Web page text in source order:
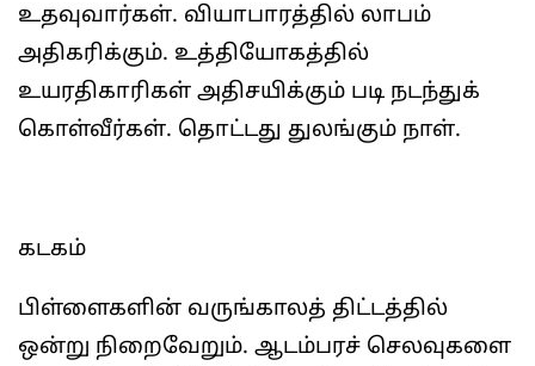
உதவுவார்கள். வியாபாரத்தில் லாபம்
அதிகரிக்கும். உத்தியோகத்தில்
உயரதிகாரிகள் அதிசயிக்கும் படி நடந்துக்
கொள்வீர்கள். தொட்டது துலங்கும் நாள்.
கடகம்
பிள்ளைகளின் வருங்காலத் திட்டத்தில்
ஒன்று நிறைவேறும். ஆடம்பரச் செலவுகளை